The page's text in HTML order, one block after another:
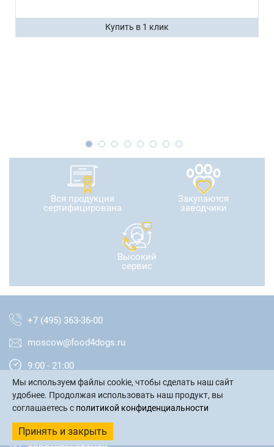
Купить в 1 клик
Вся продукция
сертифицирована
Закупаются
заводчики
Высокий
сервис
+7 (495) 363-36-00
moscow@food4dogs.ru
9:00 - 21:00
Москва и МО
обратный звонок
Мы используем файлы cookie, чтобы сделать наш сайт
удобнее. Продолжая использовать наш продукт, вы
соглашаетесь с политикой конфиденциальности
Принять и закрыть